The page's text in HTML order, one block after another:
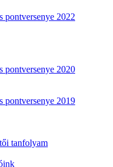
pontversenye 2022
pontversenye 2020
pontversenye 2019
tanfolyam